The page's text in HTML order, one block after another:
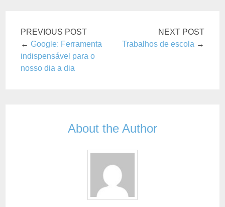
PREVIOUS POST
←Google: Ferramenta
indispensável para o
nosso dia a dia
NEXT POST
Trabalhos de escola →
About the Author